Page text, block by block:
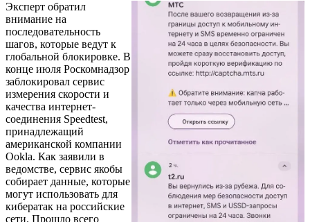
Эксперт обратил
внимание на
последовательность
шагов, которые ведут к
глобальной блокировке. В
конце июля Роскомнадзор
заблокировал сервис
измерения скорости и
качества интернет-
соединения Speedtest,
принадлежащий
американской компании
Ookla. Как заявили в
ведомстве, сервис якобы
собирает данные, которые
могут использовать для
кибератак на российские
сети. Прошло всего